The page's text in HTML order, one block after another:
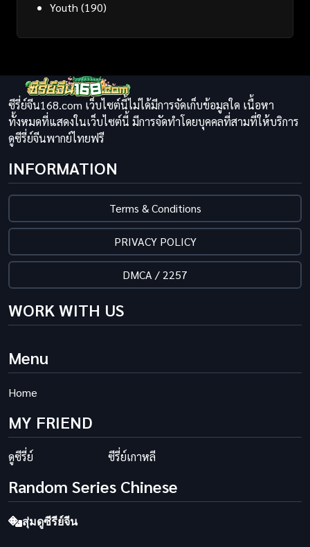
Youth (190)
ซีรี่ย์จีน168.com เว็บไซต์นี้ไม่ได้มีการจัดเก็บข้อมูลใด เนื้อหา
ทั้งหมดที่แสดงในเว็บไซต์นี้ มีการจัดทำโดยบุคคลที่สามที่ให้บริการ
ดูซีรี่ย์จีนพากย์ไทยฟรี
INFORMATION
Terms & Conditions
PRIVACY POLICY
DMCA / 2257
WORK WITH US
Menu
Home
MY FRIEND
ดูซีรี่ย์ ซีรี่ย์เกาหลี
Random Series Chinese
สุ่มดูซีรีย์จีน